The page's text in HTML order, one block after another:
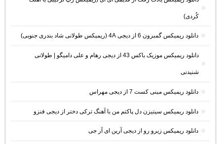
کُردی)
دانلود ریمیکس گمبرون 6 از دیجی 4A (ریمیکس طولانی شاد بندری جنوبی)
دانلود ریمیکس موزیک باکس 43 از دیجی رهام و علی دامیگو | طولانی
شنیدنی
دانلود ریمیکس مینی کست 7 از دیجی مهراس
دانلود ریمیکس سیتیزن دل پاکتم من با آهنگ ترکی دختر از دیجی فنزو
دانلود ریمیکس زیرو رو از دیجی آرین ای آر جی